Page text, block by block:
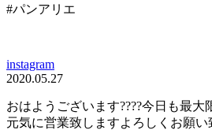
#パンアリエ
instagram
2020.05.27
おはようございます????今日も最大
元気に営業致しますよろしくお願い